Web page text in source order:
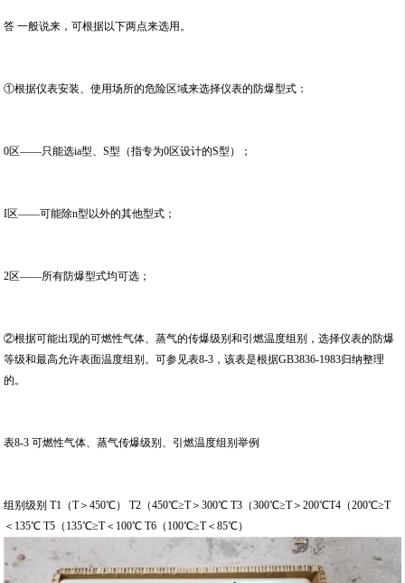
答 一般说来，可根据以下两点来选用。
①根据仪表安装、使用场所的危险区域来选择仪表的防爆型式：
0区——只能选ia型、S型（指专为0区设计的S型）；
I区——可能除n型以外的其他型式；
2区——所有防爆型式均可选；
②根据可能出现的可燃性气体、蒸气的传爆级别和引燃温度组别，选择仪表的防爆
等级和最高允许表面温度组别。可参见表8-3，该表是根据GB3836-1983归纳整理
的。
表8-3 可燃性气体、蒸气传爆级别、引燃温度组别举例
组别级别 T1（T＞450℃） T2（450℃≥T＞300℃ T3（300℃≥T＞200℃T4（200℃≥T
＜135℃ T5（135℃≥T＜100℃ T6（100℃≥T＜85℃）